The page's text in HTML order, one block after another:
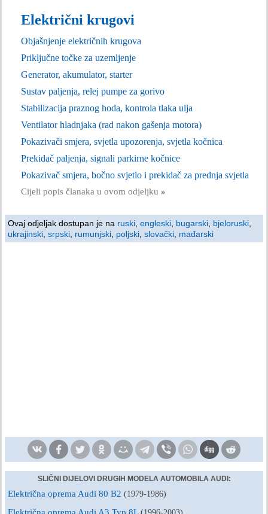
Električni krugovi
Objašnjenje električnih krugova
Priključne točke za uzemljenje
Generator, akumulator, starter
Sustav paljenja, relej pumpe za gorivo
Stabilizacija praznog hoda, kontrola tlaka ulja
Ventilator hladnjaka (rad nakon gašenja motora)
Pokazivači smjera, svjetla upozorenja, svjetla kočnica
Prekidač paljenja, signali parkirne kočnice
Pokazivač smjera, bočno svjetlo i prekidač za prednja svjetla
Cijeli popis članaka u ovom odjeljku »
Ovaj odjeljak dostupan je na ruski engleski bugarski bjeloruski
ukrajinski srpski rumunjski poljski slovački mađarski
SLIČNI DIJELOVI DRUGIH MODELA AUTOMOBILA AUDI:
Električna oprema Audi 80 B2 (1979-1986)